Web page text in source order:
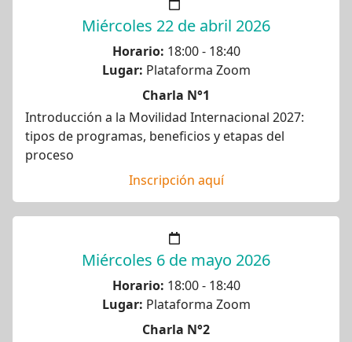
Miércoles 22 de abril 2026
Horario: 18:00 - 18:40
Lugar: Plataforma Zoom
Charla N°1
Introducción a la Movilidad Internacional 2027:
tipos de programas, beneficios y etapas del
proceso
Inscripción aquí
Miércoles 6 de mayo 2026
Horario: 18:00 - 18:40
Lugar: Plataforma Zoom
Charla N°2